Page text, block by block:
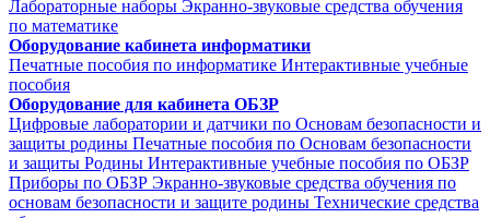
Лабораторные наборы Экранно-звуковые средства обучения
по математике
Оборудование кабинета информатики
Печатные пособия по информатике Интерактивные учебные
пособия
Оборудование для кабинета ОБЗР
Цифровые лаборатории и датчики по Основам безопасности и
защиты родины Печатные пособия по Основам безопасности
и защиты Родины Интерактивные учебные пособия по ОБЗР
Приборы по ОБЗР Экранно-звуковые средства обучения по
основам безопасности и защите родины Технические средства